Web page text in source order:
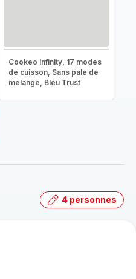
Cookeo Infinity, 17 modes
de cuisson, Sans pale de
mélange, Bleu Trust
4 personnes